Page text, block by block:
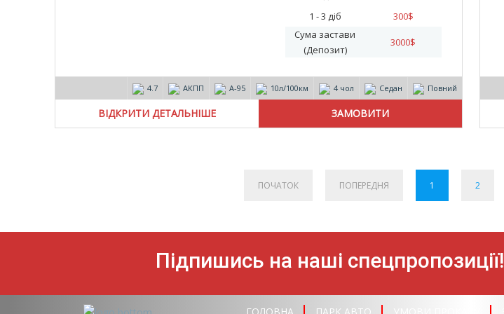
1 - 3 діб
300$
Сума застави
(Депозит)
3000$
4.7 АКПП А-95 10л/100км 4 чол Седан Повний
ВІДКРИТИ ДЕТАЛЬНІШЕ
ПОЧАТОК ПОПЕРЕДНЯ 1 2
Підпишись на наші спецпропозиції!
ГОЛОВНА ПАРК АВТО